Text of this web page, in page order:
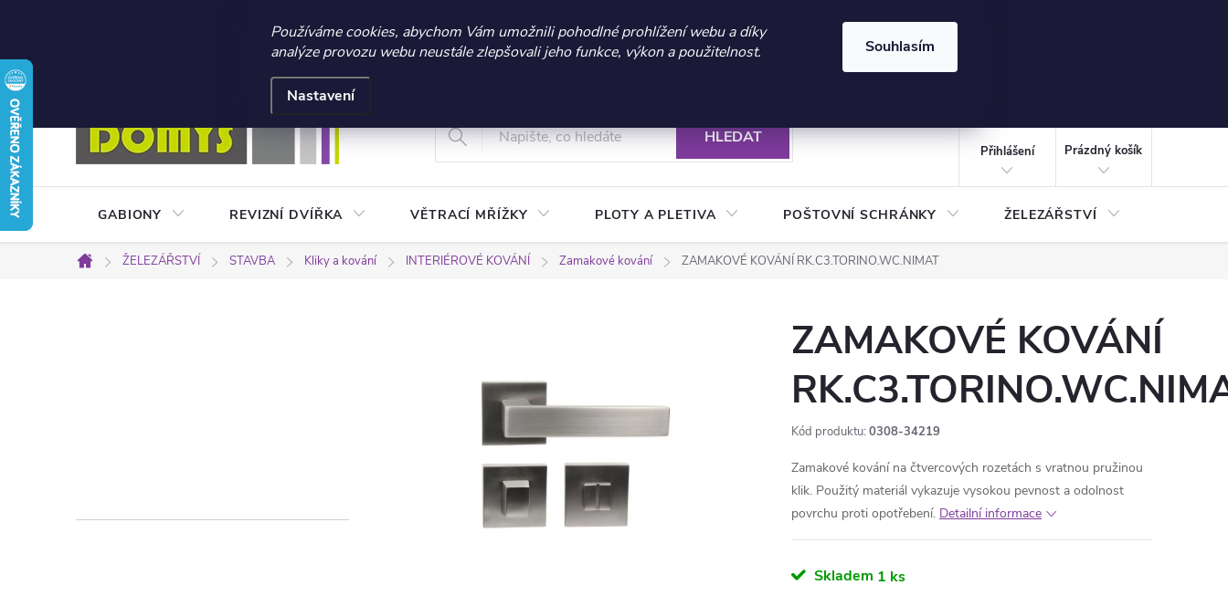
☀️ LETNÍ AKCE 2026 – sleva 300 Kč při nákupu nad 3.000 Kč | Platnost do 21.9.2026 ⏰ | Kód: LÉTO2026
Používáme cookies, abychom Vám umožnili pohodlné prohlížení webu a díky
analýze provozu webu neustále zlepšovali jeho funkce, výkon a použitelnost.
Nastavení
Souhlasím
Přejít
na
obsah
+420 604 269 200
Obchodní podmínky Vrácení a reklamace zboží Podmínky ochrany osobních údajů
HLEDAT
Přihlášení
KOŠÍK
Prázdný košík
GABIONY REVIZNÍ DVÍŘKA VĚTRACÍ MŘÍŽKY PLOTY A PLETIVA POŠTOVNÍ SCHRÁNKY ŽELEZÁŘSTVÍ
Domů
ŽELEZÁŘSTVÍ STAVBA Kliky a kování INTERIÉROVÉ KOVÁNÍ Zamakové kování ZAMAKOVÉ KOVÁNÍ RK.C3.TORINO.WC.NIMAT
r
ZAMAKOVÉ KOVÁNÍ
Kód produktu: 0308-34219
Zamakové kování na čtvercových rozetách s vratnou pružinou
klik. Použitý materiál vykazuje vysokou pevnost a odolnost
povrchu proti opotřebení. Detailní informace
Skladem 1 ks